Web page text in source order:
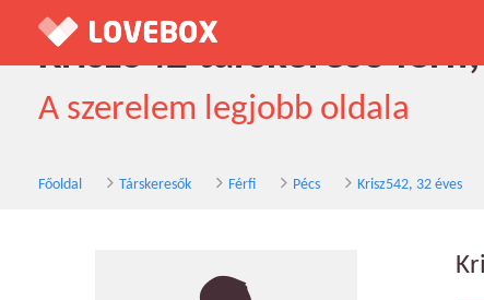
Krisz542 társkereső férfi,
A szerelem legjobb oldala
Főoldal Társkeresők Férfi Pécs Krisz542, 32 éves